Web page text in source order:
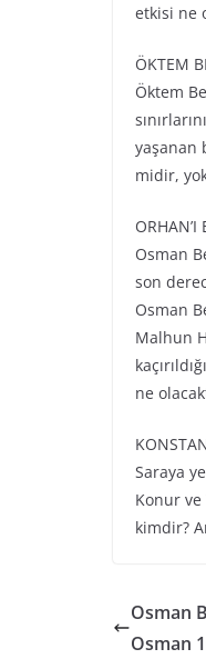
etkisi ne
ÖKTEM
Öktem
yaşanan
midir,
ORHAN’I
Osman
son
Osman
Malhun
ne
Saraya
Konur
kimdir?
Osman
Osman